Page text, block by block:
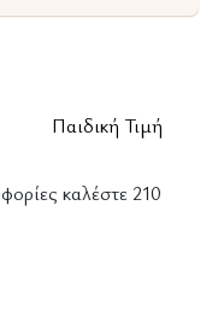
Παιδική Τιμή
καλέστε 210